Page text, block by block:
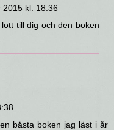
2015 kl. 18:36
till dig och den boken
bästa boken jag läst i år